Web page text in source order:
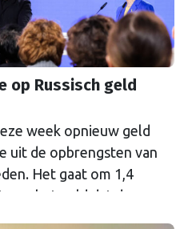
op Russisch geld
week opnieuw geld
uit de opbrengsten van
Het gaat om 1,4
op het geld dat de